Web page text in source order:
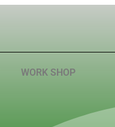
WORK SHOP